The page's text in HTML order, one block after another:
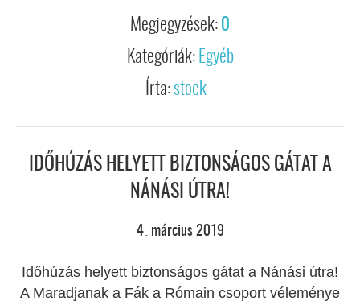
Megjegyzések: 0
Kategóriák: Egyéb
Írta:stock
IDŐHÚZÁS HELYETT BIZTONSÁGOS GÁTAT A
NÁNÁSI ÚTRA!
4. március 2019
Időhúzás helyett biztonságos gátat a Nánási útra!
A Maradjanak a Fák a Rómain csoport véleménye